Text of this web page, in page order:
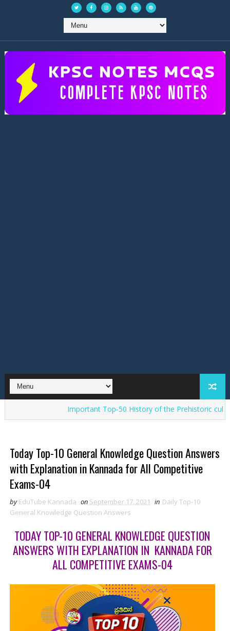
Important Top-50 History of the Prehistoric cultures in
Today Top-10 General Knowledge Question Answers
with Explanation in Kannada for All Competitive
Exams-04
by EduTube Kannada on September 17, 2021 in Daily Top-10
General Knowledge Question Answers
TODAY TOP-10 GENERAL KNOWLEDGE QUESTION
ANSWERS WITH EXPLANATION IN KANNADA FOR
ALL COMPETITIVE EXAMS-04